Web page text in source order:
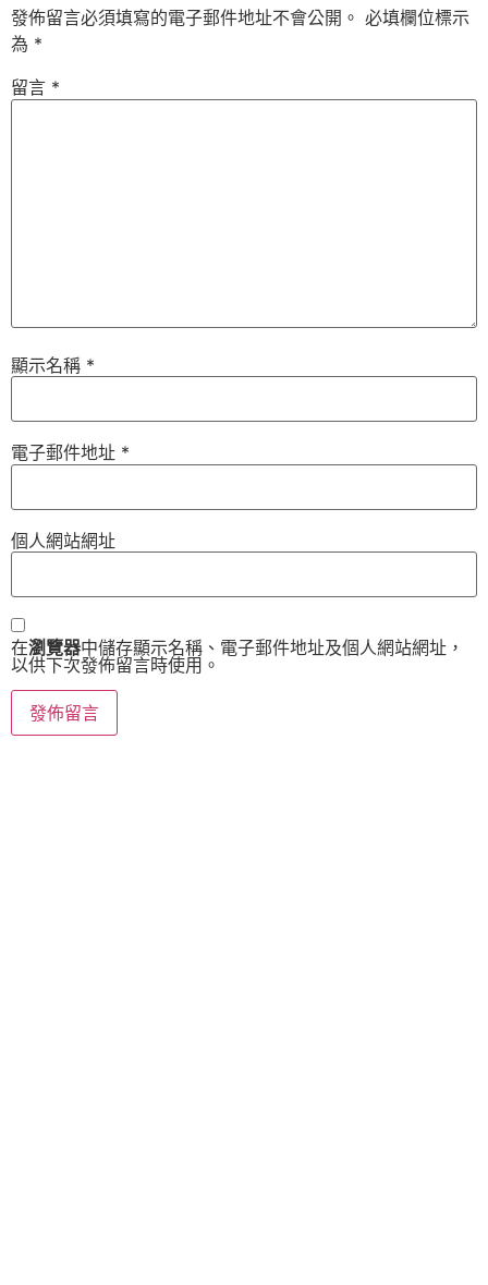
發佈留言必須填寫的電子郵件地址不會公開。 必填欄位標示
為 *
留言 *
顯示名稱 *
電子郵件地址 *
個人網站網址
在瀏覽器中儲存顯示名稱、電子郵件地址及個人網站網址，
以供下次發佈留言時使用。